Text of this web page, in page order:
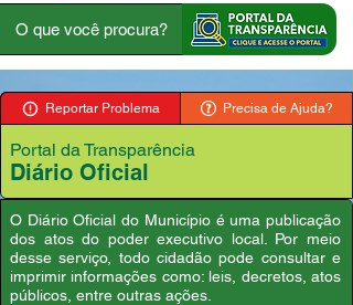
Reportar Problema Precisa de Ajuda?
Portal da Transparência
Diário Oficial
O Diário Oficial do Município é uma publicação
dos atos do poder executivo local. Por meio
desse serviço, todo cidadão pode consultar e
imprimir informações como: leis, decretos, atos
públicos, entre outras ações.